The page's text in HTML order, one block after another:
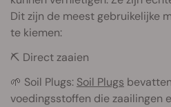
Dit zijn de meest gebruikelijke
te kiemen:
⛏️ Direct zaaien
🌱 Soil Plugs: Soil Plugs
voedingsstoffen die zaailingen